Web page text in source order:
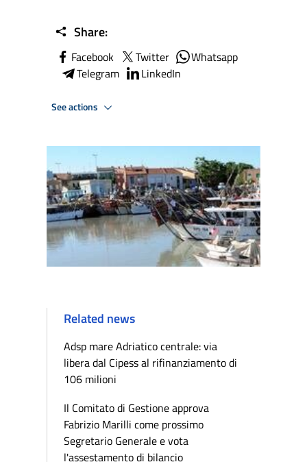
Share:
Facebook Twitter
Whatsapp
Telegram
LinkedIn
See actions
Related news
Adsp mare Adriatico centrale: via
libera dal Cipess al rifinanziamento di
106 milioni
Il Comitato di Gestione approva
Fabrizio Marilli come prossimo
Segretario Generale e vota
l'assestamento di bilancio